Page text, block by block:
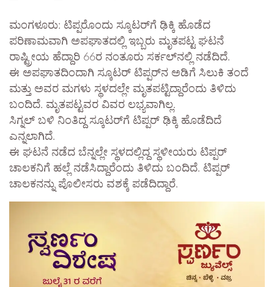
ಮಂಗಳೂರು: ಟಿಪ್ಪರೊಂದು ಸ್ಕೂಟರ್‌ಗೆ ಢಿಕ್ಕಿ ಹೊಡೆದ
ಪರಿಣಾಮವಾಗಿ ಅಪಘಾತದಲ್ಲಿ ಇಬ್ಬರು ಮೃತಪಟ್ಟ ಘಟನೆ
ರಾಷ್ಟ್ರೀಯ ಹೆದ್ದಾರಿ 66ರ ನಂತೂರು ಸರ್ಕಲ್‌ನಲ್ಲಿ ನಡೆದಿದೆ.
ಈ ಅಪಘಾತದಿಂದಾಗಿ ಸ್ಕೂಟರ್ ಟಿಪ್ಪರ್‌ನ ಅಡಿಗೆ ಸಿಲುಕಿ ತಂದೆ
ಮತ್ತು ಅವರ ಮಗಳು ಸ್ಥಳದಲ್ಲೇ ಮೃತಪಟ್ಟಿದ್ದಾರೆಂದು ತಿಳಿದು
ಬಂದಿದೆ. ಮೃತಪಟ್ಟವರ ವಿವರ ಲಭ್ಯವಾಗಿಲ್ಲ.
ಸಿಗ್ನಲ್ ಬಳಿ ನಿಂತಿದ್ದ ಸ್ಕೂಟರ್‌ಗೆ ಟಿಪ್ಪರ್ ಢಿಕ್ಕಿ ಹೊಡೆದಿದೆ
ಎನ್ನಲಾಗಿದೆ.
ಈ ಘಟನೆ ನಡೆದ ಬೆನ್ನಲ್ಲೇ ಸ್ಥಳದಲ್ಲಿದ್ದ ಸ್ಥಳೀಯರು ಟಿಪ್ಪರ್
ಚಾಲಕನಿಗೆ ಹಲ್ಲೆ ನಡೆಸಿದ್ದಾರೆಂದು ತಿಳಿದು ಬಂದಿದೆ. ಟಿಪ್ಪರ್
ಚಾಲಕನನ್ನು ಪೊಲೀಸರು ವಶಕ್ಕೆ ಪಡೆದಿದ್ದಾರೆ.